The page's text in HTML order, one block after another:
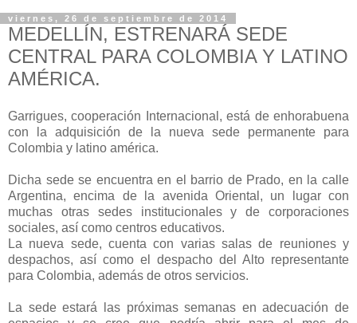
viernes, 26 de septiembre de 2014
MEDELLÍN, ESTRENARÁ SEDE
CENTRAL PARA COLOMBIA Y LATINO
AMÉRICA.
Garrigues, cooperación Internacional, está de enhorabuena
con la adquisición de la nueva sede permanente para
Colombia y latino américa.
Dicha sede se encuentra en el barrio de Prado, en la calle
Argentina, encima de la avenida Oriental, un lugar con
muchas otras sedes institucionales y de corporaciones
sociales, así como centros educativos.
La nueva sede, cuenta con varias salas de reuniones y
despachos, así como el despacho del Alto representante
para Colombia, además de otros servicios.
La sede estará las próximas semanas en adecuación de